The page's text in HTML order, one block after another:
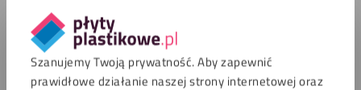
Szanujemy Twoją prywatność. Aby zapewnić
prawidłowe działanie naszej strony internetowej oraz